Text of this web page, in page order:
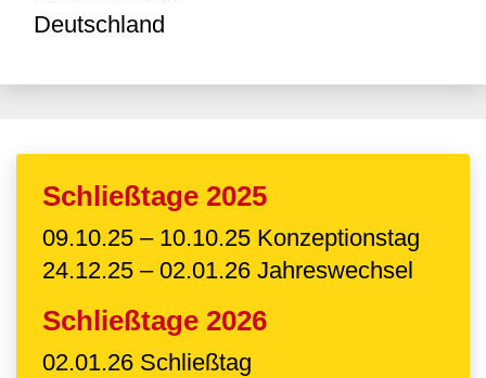
Deutschland
Schließtage 2025
09.10.25 – 10.10.25 Konzeptionstag
24.12.25 – 02.01.26 Jahreswechsel
Schließtage 2026
02.01.26 Schließtag